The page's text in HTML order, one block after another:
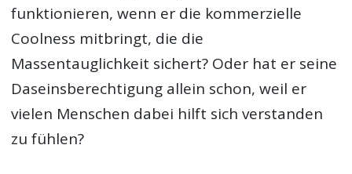
funktionieren, wenn er die kommerzielle
Coolness mitbringt, die die
Massentauglichkeit sichert? Oder hat er seine
Daseinsberechtigung allein schon, weil er
vielen Menschen dabei hilft sich verstanden
zu fühlen?